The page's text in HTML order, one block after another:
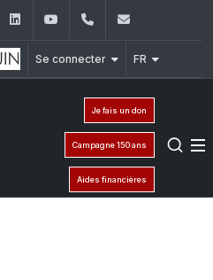
InstagramLinkedInYouTube+961 (1) 421 000
Se connecter FR
Je fais un don
Campagne 150 ans
Aides financières